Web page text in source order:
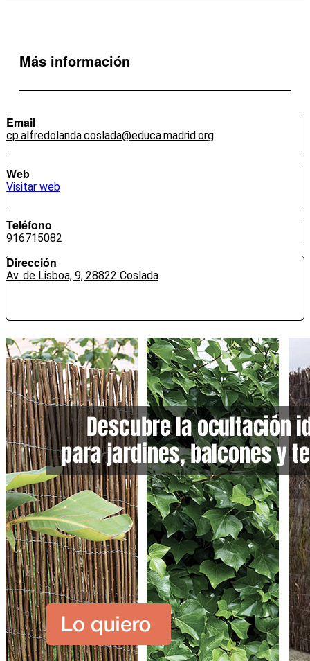
Más información
Email
cp.alfredolanda.coslada@educa.madrid.org
Web
Visitar web
Teléfono
916715082
Dirección
Av. de Lisboa, 9, 28822 Coslada